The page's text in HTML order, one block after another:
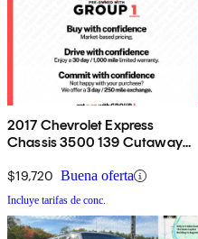
2017 Chevrolet Express
Chassis 3500 139 Cutaway
$19,720 Buena oferta
Incluye tarifas de conc.